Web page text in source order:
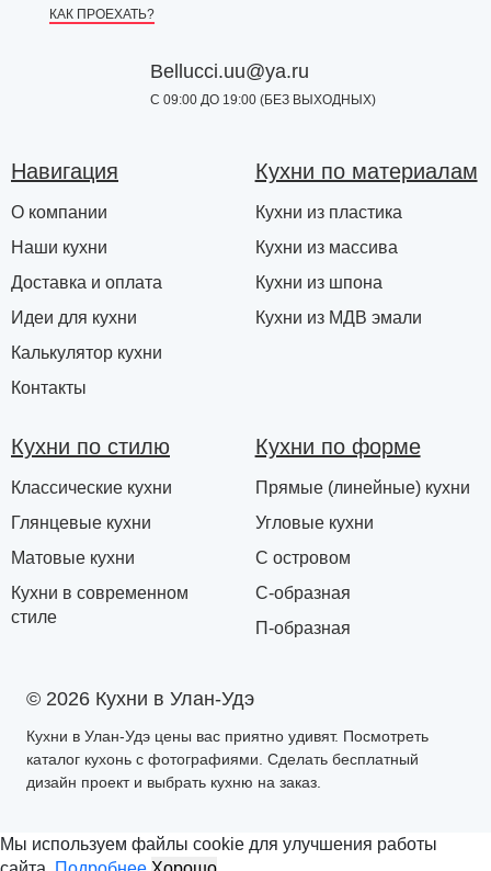
КАК ПРОЕХАТЬ?
Bellucci.uu@ya.ru
С 09:00 ДО 19:00 (БЕЗ ВЫХОДНЫХ)
© 2026 Кухни в Улан-Удэ
Кухни в Улан-Удэ цены вас приятно удивят. Посмотреть
каталог кухонь с фотографиями. Сделать бесплатный
дизайн проект и выбрать кухню на заказ.
Навигация
О компании
Наши кухни
Доставка и оплата
Идеи для кухни
Калькулятор кухни
Контакты
Кухни по материалам
Кухни из пластика
Кухни из массива
Кухни из шпона
Кухни из МДВ эмали
Кухни по стилю
Классические кухни
Глянцевые кухни
Матовые кухни
Кухни в современном
стиле
Кухни по форме
Прямые (линейные) кухни
Угловые кухни
С островом
С-образная
П-образная
Мы используем файлы cookie для улучшения работы